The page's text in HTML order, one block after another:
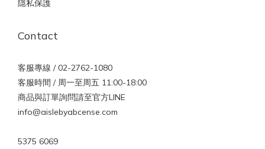
隱私保護
Contact
客服專線 / 02-2762-1080
客服時間 / 周一至周五 11:00-18:00
商品與訂單詢問請至官方LINE
info@aislebyabcense.com
5375 6069